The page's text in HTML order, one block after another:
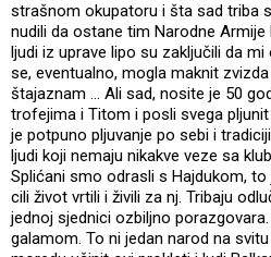
strašnom okupatoru i šta sad triba
nudili da ostane tim Narodne
ljudi iz uprave lipo su zaključili da
se, eventualno, mogla maknit
štajaznam ... Ali sad, nosite je 50
trofejima i Titom i posli svega
je potpuno pljuvanje po sebi i
ljudi koji nemaju nikakve veze sa
Splićani smo odrasli s Hajdukom,
cili život vrtili i živili za nj. Tribaju
jednoj sjednici ozbiljno
galamom. To ni jedan narod na